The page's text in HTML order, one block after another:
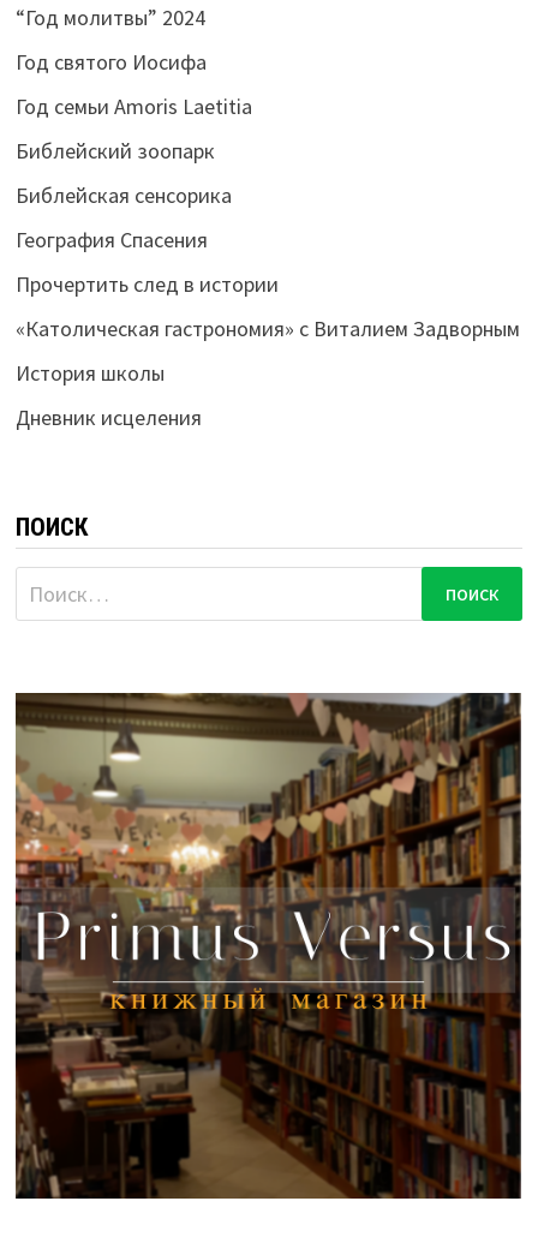
“Год молитвы” 2024
Год святого Иосифа
Год семьи Amoris Laetitia
Библейский зоопарк
Библейская сенсорика
География Спасения
Прочертить след в истории
«Католическая гастрономия» с Виталием Задворным
История школы
Дневник исцеления
ПОИСК
Найти: